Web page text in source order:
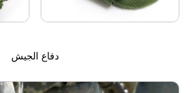
دفاع الجيش